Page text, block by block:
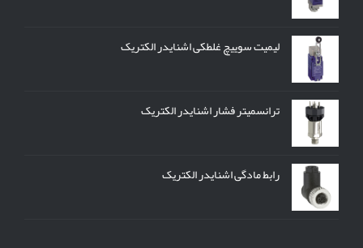
لیمیت سوییچ غلطکی اشنایدر الکتریک
ترانسمیتر فشار اشنایدر الکتریک
رابط مادگی اشنایدر الکتریک